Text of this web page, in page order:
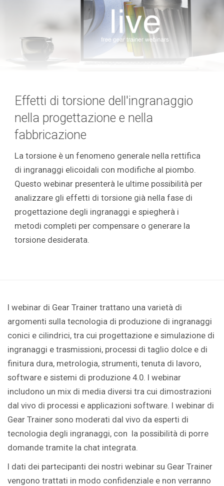
Effetti di torsione dell'ingranaggio
nella progettazione e nella
fabbricazione
La torsione è un fenomeno generale nella rettifica
di ingranaggi elicoidali con modifiche al piombo.
Questo webinar presenterà le ultime possibilità per
analizzare gli effetti di torsione già nella fase di
progettazione degli ingranaggi e spiegherà i
metodi completi per compensare o generare la
torsione desiderata.
I webinar di Gear Trainer trattano una varietà di
argomenti sulla tecnologia di produzione di ingranaggi
conici e cilindrici, tra cui progettazione e simulazione di
ingranaggi e trasmissioni, processi di taglio dolce e di
finitura dura, metrologia, strumenti, tenuta di lavoro,
software e sistemi di produzione 4.0. I webinar
includono un mix di media diversi tra cui dimostrazioni
dal vivo di processi e applicazioni software. I webinar di
Gear Trainer sono moderati dal vivo da esperti di
tecnologia degli ingranaggi, con la possibilità di porre
domande tramite la chat integrata.
I dati dei partecipanti dei nostri webinar su Gear Trainer
vengono trattati in modo confidenziale e non verranno